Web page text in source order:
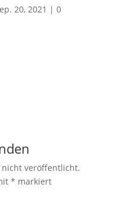
20, 2021 | 0
nicht veröffentlicht.
* markiert